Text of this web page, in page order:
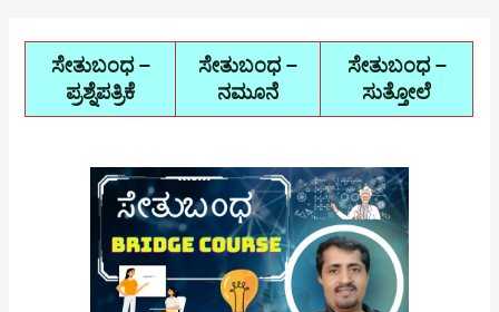
a
p
p
b
e
ಸೇತುಬಂಧ –
ಪ್ರಶ್ನೆಪತ್ರಿಕೆ
ಸೇತುಬಂಧ –
ನಮೂನೆ
ಸೇತುಬಂಧ –
ಸುತ್ತೋಲೆ